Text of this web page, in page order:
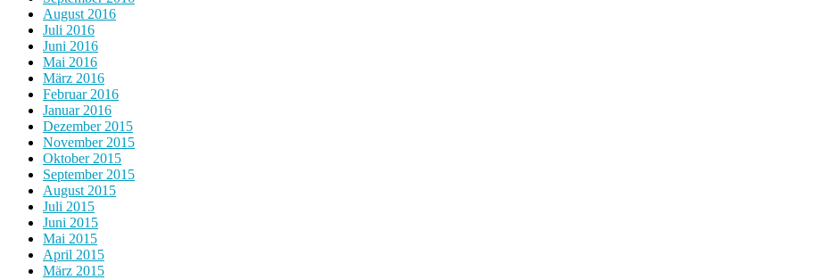
August 2016
Juli 2016
Juni 2016
Mai 2016
März 2016
Februar 2016
Januar 2016
Dezember 2015
November 2015
Oktober 2015
September 2015
August 2015
Juli 2015
Juni 2015
Mai 2015
April 2015
März 2015